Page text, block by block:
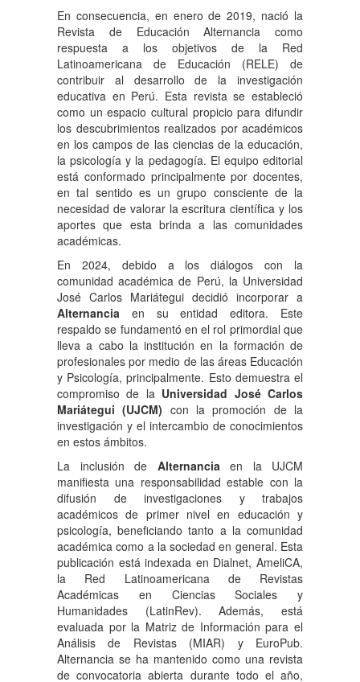
En consecuencia, en enero de 2019, nació la
Revista de Educación Alternancia como
respuesta a los objetivos de la Red
Latinoamericana de Educación (RELE) de
contribuir al desarrollo de la investigación
educativa en Perú. Esta revista se estableció
como un espacio cultural propicio para difundir
los descubrimientos realizados por académicos
en los campos de las ciencias de la educación,
la psicología y la pedagogía. El equipo editorial
está conformado principalmente por docentes,
en tal sentido es un grupo consciente de la
necesidad de valorar la escritura científica y los
aportes que esta brinda a las comunidades
académicas.
En 2024, debido a los diálogos con la
comunidad académica de Perú, la Universidad
José Carlos Mariátegui decidió incorporar a
Alternancia en su entidad editora. Este
respaldo se fundamentó en el rol primordial que
lleva a cabo la institución en la formación de
profesionales por medio de las áreas Educación
y Psicología, principalmente. Esto demuestra el
compromiso de la Universidad José Carlos
Mariátegui (UJCM) con la promoción de la
investigación y el intercambio de conocimientos
en estos ámbitos.
La inclusión de Alternancia en la UJCM
manifiesta una responsabilidad estable con la
difusión de investigaciones y trabajos
académicos de primer nivel en educación y
psicología, beneficiando tanto a la comunidad
académica como a la sociedad en general. Esta
publicación está indexada en Dialnet, AmeliCA,
la Red Latinoamericana de Revistas
Académicas en Ciencias Sociales y
Humanidades (LatinRev). Además, está
evaluada por la Matriz de Información para el
Análisis de Revistas (MIAR) y EuroPub.
Alternancia se ha mantenido como una revista
de convocatoria abierta durante todo el año,